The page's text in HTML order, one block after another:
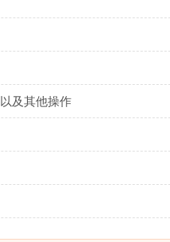
及其他操作